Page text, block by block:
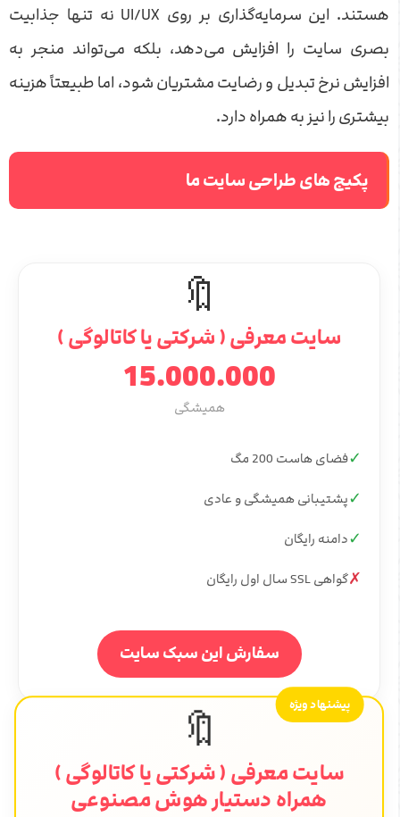
هستند. این سرمایه‌گذاری بر روی UI/UX نه تنها جذابیت
بصری سایت را افزایش می‌دهد، بلکه می‌تواند منجر به
افزایش نرخ تبدیل و رضایت مشتریان شود، اما طبیعتاً هزینه
بیشتری را نیز به همراه دارد.
پکیج های طراحی سایت ما
🔖
سایت معرفی ( شرکتی یا کاتالوگی )
15.000.000
همیشگی
✓فضای هاست 200 مگ
✓پشتیبانی همیشگی و عادی
✓دامنه رایگان
✗گواهی SSL سال اول رایگان
سفارش این سبک سایت
پیشنهاد ویژه 🔖
سایت معرفی ( شرکتی یا کاتالوگی )
همراه دستیار هوش مصنوعی